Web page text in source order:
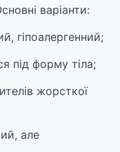
варіанти:
гіпоалергенний;
під форму тіла;
жорсткої
але